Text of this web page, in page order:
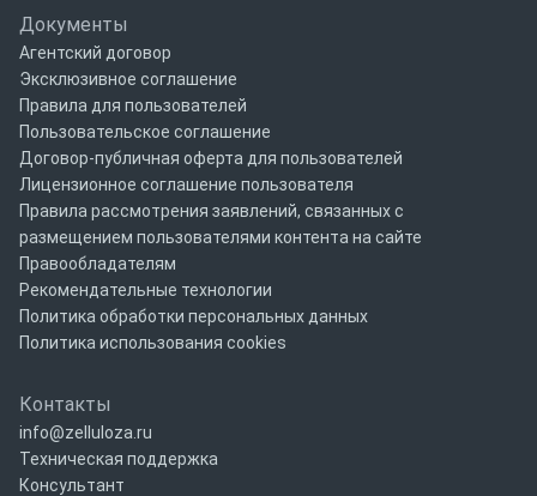
Документы
Агентский договор
Эксклюзивное соглашение
Правила для пользователей
Пользовательское соглашение
Договор-публичная оферта для пользователей
Лицензионное соглашение пользователя
Правила рассмотрения заявлений, связанных с
размещением пользователями контента на сайте
Правообладателям
Рекомендательные технологии
Политика обработки персональных данных
Политика использования cookies
Контакты
info@zelluloza.ru
Техническая поддержка
Консультант